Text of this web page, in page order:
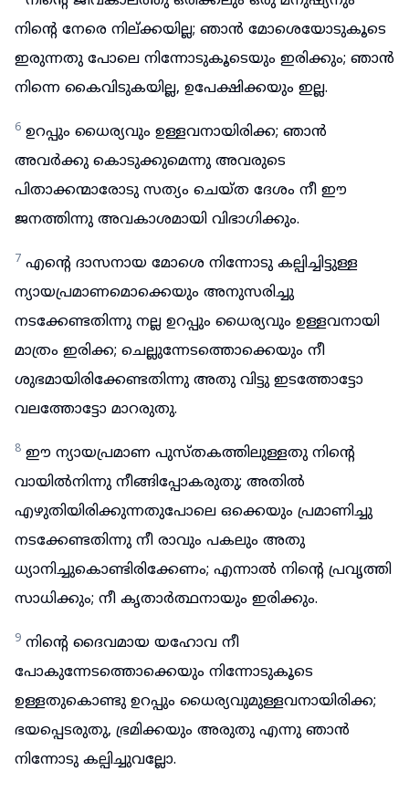
നിന്റെ നേരെ നില്ക്കയില്ല; ഞാൻ മോശെയോടുകൂടെ
ഇരുന്നതു പോലെ നിന്നോടുകൂടെയും ഇരിക്കും; ഞാൻ
നിന്നെ കൈവിടുകയില്ല, ഉപേക്ഷിക്കയും ഇല്ല.
6 ഉറപ്പും ധൈര്യവും ഉള്ളവനായിരിക്ക; ഞാൻ
അവർക്കു കൊടുക്കുമെന്നു അവരുടെ
പിതാക്കന്മാരോടു സത്യം ചെയ്ത ദേശം നീ ഈ
ജനത്തിന്നു അവകാശമായി വിഭാഗിക്കും.
7 എന്റെ ദാസനായ മോശെ നിന്നോടു കല്പിച്ചിട്ടുള്ള
ന്യായപ്രമാണമൊക്കെയും അനുസരിച്ചു
നടക്കേണ്ടതിന്നു നല്ല ഉറപ്പും ധൈര്യവും ഉള്ളവനായി
മാത്രം ഇരിക്ക; ചെല്ലുന്നേടത്തൊക്കെയും നീ
ശുഭമായിരിക്കേണ്ടതിന്നു അതു വിട്ടു ഇടത്തോട്ടോ
വലത്തോട്ടോ മാറരുതു.
8 ഈ ന്യായപ്രമാണ പുസ്തകത്തിലുള്ളതു നിന്റെ
വായിൽനിന്നു നീങ്ങിപ്പോകരുതു; അതിൽ
എഴുതിയിരിക്കുന്നതുപോലെ ഒക്കെയും പ്രമാണിച്ചു
നടക്കേണ്ടതിന്നു നീ രാവും പകലും അതു
ധ്യാനിച്ചുകൊണ്ടിരിക്കേണം; എന്നാൽ നിന്റെ പ്രവൃത്തി
സാധിക്കും; നീ കൃതാർത്ഥനായും ഇരിക്കും.
9 നിന്റെ ദൈവമായ യഹോവ നീ
പോകുന്നേടത്തൊക്കെയും നിന്നോടുകൂടെ
ഉള്ളതുകൊണ്ടു ഉറപ്പും ധൈര്യവുമുള്ളവനായിരിക്ക;
ഭയപ്പെടരുതു, ഭ്രമിക്കയും അരുതു എന്നു ഞാൻ
നിന്നോടു കല്പിച്ചുവല്ലോ.